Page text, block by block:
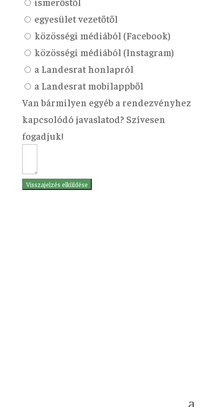
egyesület vezetőtől
közösségi médiából (Facebook)
közösségi médiából (Instagram)
a Landesrat honlapról
a Landesrat mobilappből
Van bármilyen egyéb a rendezvényhez
kapcsolódó javaslatod? Szívesen
fogadjuk!
Visszajelzés elküldése